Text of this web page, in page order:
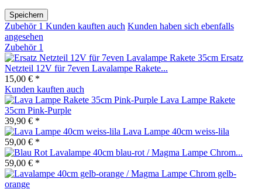
Speichern
Zubehör 1 Kunden kauften auch Kunden haben sich ebenfalls
angesehen
Zubehör 1
Ersatz
Netzteil 12V für 7even Lavalampe Rakete...
15,00 € *
Kunden kauften auch
Lava Lampe Rakete
35cm Pink-Purple
39,90 € *
Lava Lampe 40cm weiss-lila
59,00 € *
Lavalampe 40cm blau-rot / Magma Lampe Chrom...
59,00 € *